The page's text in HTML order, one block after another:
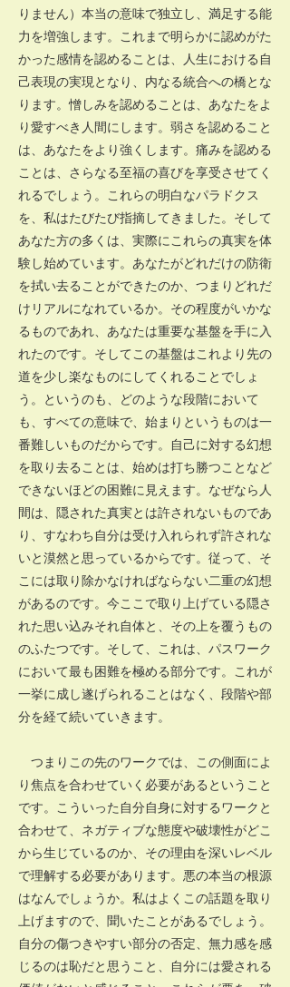
りません）本当の意味で独立し、満足する能
力を増強します。これまで明らかに認めがた
かった感情を認めることは、人生における自
己表現の実現となり、内なる統合への橋とな
ります。憎しみを認めることは、あなたをよ
り愛すべき人間にします。弱さを認めること
は、あなたをより強くします。痛みを認める
ことは、さらなる至福の喜びを享受させてく
れるでしょう。これらの明白なパラドクス
を、私はたびたび指摘してきました。そして
あなた方の多くは、実際にこれらの真実を体
験し始めています。あなたがどれだけの防衛
を拭い去ることができたのか、つまりどれだ
けリアルになれているか。その程度がいかな
るものであれ、あなたは重要な基盤を手に入
れたのです。そしてこの基盤はこれより先の
道を少し楽なものにしてくれることでしょ
う。というのも、どのような段階において
も、すべての意味で、始まりというものは一
番難しいものだからです。自己に対する幻想
を取り去ることは、始めは打ち勝つことなど
できないほどの困難に見えます。なぜなら人
間は、隠された真実とは許されないものであ
り、すなわち自分は受け入れられず許されな
いと漠然と思っているからです。従って、そ
こには取り除かなければならない二重の幻想
があるのです。今ここで取り上げている隠さ
れた思い込みそれ自体と、その上を覆うもの
のふたつです。そして、これは、パスワーク
において最も困難を極める部分です。これが
一挙に成し遂げられることはなく、段階や部
分を経て続いていきます。
つまりこの先のワークでは、この側面によ
り焦点を合わせていく必要があるということ
です。こういった自分自身に対するワークと
合わせて、ネガティブな態度や破壊性がどこ
から生じているのか、その理由を深いレベル
で理解する必要があります。悪の本当の根源
はなんでしょうか。私はよくこの話題を取り
上げますので、聞いたことがあるでしょう。
自分の傷つきやすい部分の否定、無力感を感
じるのは恥だと思うこと、自分には愛される